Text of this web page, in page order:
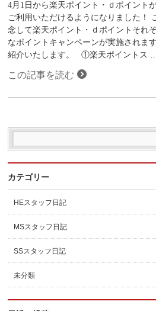
4月1日から楽天ポイント・ｄポイント
ご利用いただけるようになりました！
念して楽天ポイント・ｄポイントそれ
なポイントキャンペーンが実施されま
紹介いたします。 ①楽天ポイントス
この記事を読む
カテゴリー
HEスタッフ日記
MSスタッフ日記
SSスタッフ日記
未分類